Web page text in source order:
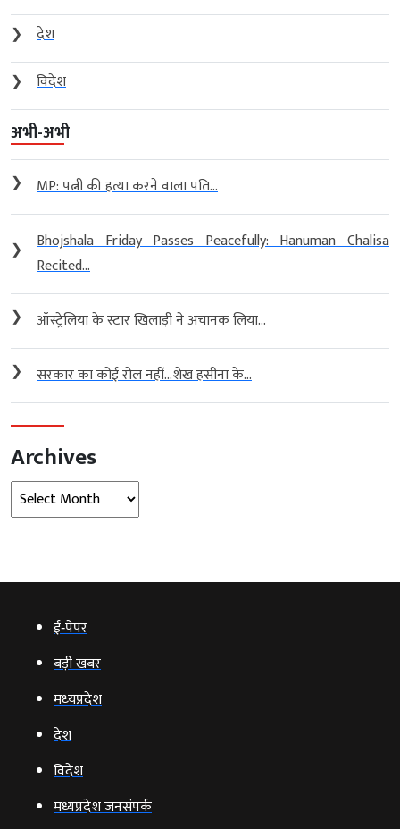
❯
देश
❯
विदेश
अभी-अभी
❯ MP: पत्नी की हत्या करने वाला पति...
❯
Bhojshala Friday Passes Peacefully: Hanuman Chalisa
Recited...
❯ ऑस्ट्रेलिया के स्टार खिलाड़ी ने अचानक लिया...
❯ सरकार का कोई रोल नहीं…शेख हसीना के...
Archives
Archives
ई‑पेपर
बड़ी खबर
मध्‍यप्रदेश
देश
विदेश
मध्यप्रदेश जनसंपर्क